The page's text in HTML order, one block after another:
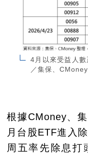
4月以來受益人
／集保、CMoney
根據CMoney、
月台股ETF進入
周五率先除息打